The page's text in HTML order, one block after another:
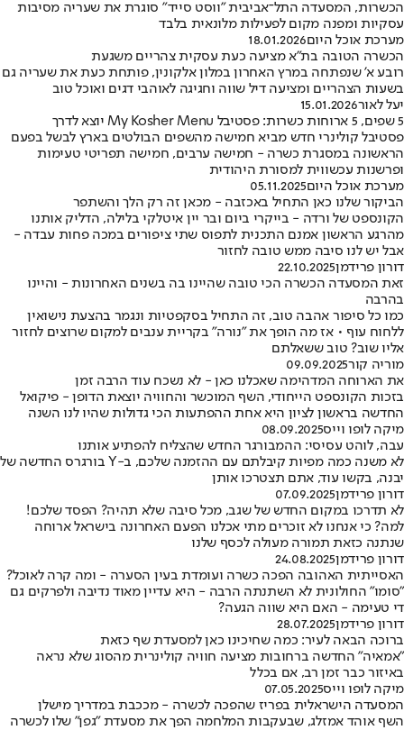
הכשרות, המסעדה התל־אביבית "ווסט סייד" סוגרת את שעריה מסיבות
עסקיות ומפנה מקום לפעילות מלונאית בלבד
מערכת אוכל היום18.01.2026
הכשרה הטובה בת"א מציעה כעת עסקית צהריים משגעת
רובע א' שנפתחה במרץ האחרון במלון אלקונין, פותחת כעת את שעריה גם
בשעות הצהריים ומציעה דיל שווה וחגיגה לאוהבי דגים ואוכל טוב
יעל לאור15.01.2026
5 שפים, 5 ארוחות כשרות: פסטיבל My Kosher Menu יוצא לדרך
פסטיבל קולינרי חדש מביא חמישה מהשפים הבולטים בארץ לבשל בפעם
הראשונה במסגרת כשרה - חמישה ערבים, חמישה תפריטי טעימות
ופרשנות עכשווית למסורת היהודית
מערכת אוכל היום05.11.2025
הביקור שלנו כאן התחיל באכזבה - מכאן זה רק הלך והשתפר
הקונספט של ורדה - בייקרי ביום ובר יין איטלקי בלילה, הדליק אותנו
מהרגע הראשון אמנם התכנית לתפוס שתי ציפורים במכה פחות עבדה -
אבל יש לנו סיבה ממש טובה לחזור
דורון פרידמן22.10.2025
זאת המסעדה הכשרה הכי טובה שהיינו בה בשנים האחרונות - והיינו
בהרבה
כמו כל סיפור אהבה טוב, זה התחיל בסקפטיות ונגמר בהצעת נישואין
ללחוח עוף • אז מה הופך את "נורה" בקריית ענבים למקום שרוצים לחזור
אליו שוב? טוב ששאלתם
מוריה קור09.09.2025
את הארוחה המדהימה שאכלנו כאן - לא נשכח עוד הרבה זמן
בזכות הקונספט הייחודי, השף המוכשר והחוויה יוצאת הדופן - פיקואל
החדשה בראשון לציון היא אחת ההפתעות הכי גדולות שהיו לנו השנה
מיקה לופו וייס08.09.2025
עבה, לוהט עסיסי: ההמבורגר החדש שהצליח להפתיע אותנו
לא משנה כמה מפיות קיבלתם עם ההזמנה שלכם, ב-Y בורגרס החדשה של
יבנה, בקשו עוד, אתם תצטרכו אותן
דורון פרידמן07.09.2025
לא תדרכו במקום החדש של שגב, מכל סיבה שלא תהיה? הפסד שלכם!
למה? כי אנחנו לא זוכרים מתי אכלנו הפעם האחרונה בישראל ארוחה
שנתנה כזאת תמורה מעולה לכסף שלנו
דורון פרידמן24.08.2025
האסייתית האהובה הפכה כשרה ועומדת בעין הסערה - ומה קרה לאוכל?
"סומו" החולונית לא השתנתה הרבה - היא עדיין מאוד נדיבה ולפרקים גם
די טעימה - האם היא שווה הגעה?
דורון פרידמן28.07.2025
ברוכה הבאה לעיר: כמה שחיכינו כאן למסעדת שף כזאת
"אמאיה" החדשה ברחובות מציעה חוויה קולינרית מהסוג שלא נראה
באיזור כבר זמן רב, אם בכלל
מיקה לופו וייס07.05.2025
המסעדה הישראלית בפריז שהפכה לכשרה - מככבת במדריך מישלן
השף אוהד אמזלג, שבעקבות המלחמה הפך את מסעדת "גפן" שלו לכשרה